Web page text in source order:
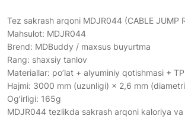
Tez sakrash arqoni MDJR044 (CABLE JUMP
Mahsulot: MDJR044
Brend: MDBuddy / maxsus buyurtma
Rang: shaxsiy tanlov
Materiallar: po’lat + alyuminiy qotishmasi +
Hajmi: 3000 mm (uzunligi) × 2,6 mm
Og’irligi: 165g
MDJR044 tezlikda sakrash arqoni kaloriya